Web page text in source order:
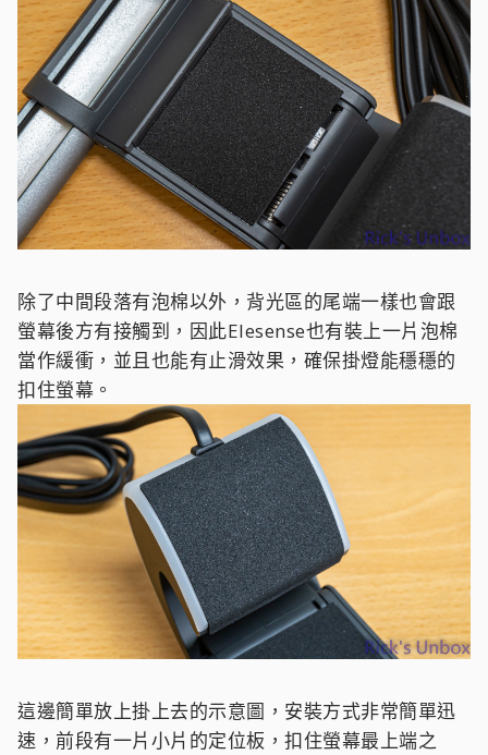
除了中間段落有泡棉以外，背光區的尾端一樣也會跟
螢幕後方有接觸到，因此Elesense也有裝上一片泡棉
當作緩衝，並且也能有止滑效果，確保掛燈能穩穩的
扣住螢幕。
這邊簡單放上掛上去的示意圖，安裝方式非常簡單迅
速，前段有一片小片的定位板，扣住螢幕最上端之